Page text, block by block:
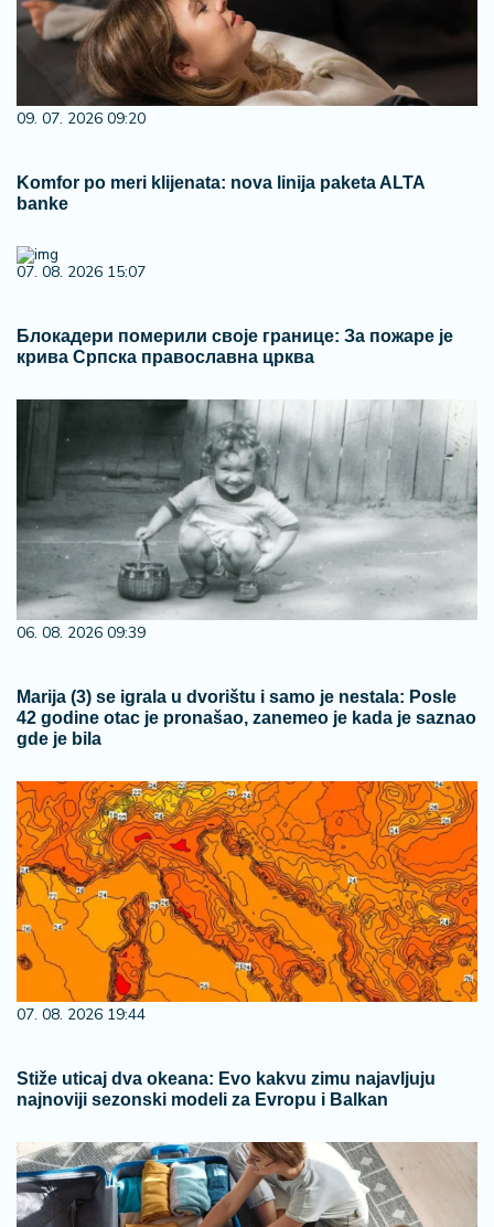
09. 07. 2026 09:20
Komfor po meri klijenata: nova linija paketa ALTA
banke
07. 08. 2026 15:07
Блокадери померили своје границе: За пожаре је
крива Српска православна црква
06. 08. 2026 09:39
Marija (3) se igrala u dvorištu i samo je nestala: Posle
42 godine otac je pronašao, zanemeo je kada je saznao
gde je bila
07. 08. 2026 19:44
Stiže uticaj dva okeana: Evo kakvu zimu najavljuju
najnoviji sezonski modeli za Evropu i Balkan